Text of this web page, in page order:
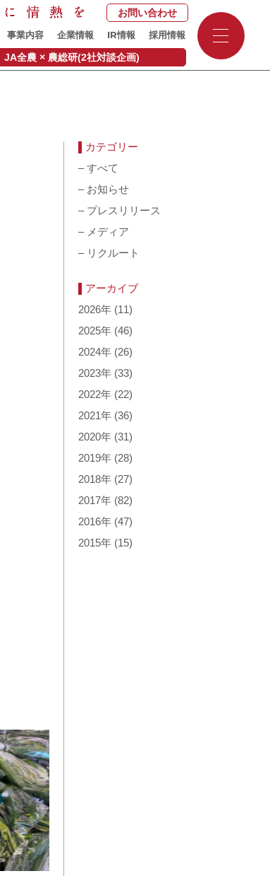
事業内容 企業情報 IR情報 採用情報
お問い合わせ
JA全農 × 農総研(2社対談企画)
-
-
カテゴリー
–すべて
– お知らせ
– プレスリリース
– メディア
– リクルート
アーカイブ
2026年 (11)
2025年 (46)
2024年 (26)
2023年 (33)
2022年 (22)
2021年 (36)
2020年 (31)
2019年 (28)
2018年 (27)
2017年 (82)
2016年 (47)
2015年 (15)